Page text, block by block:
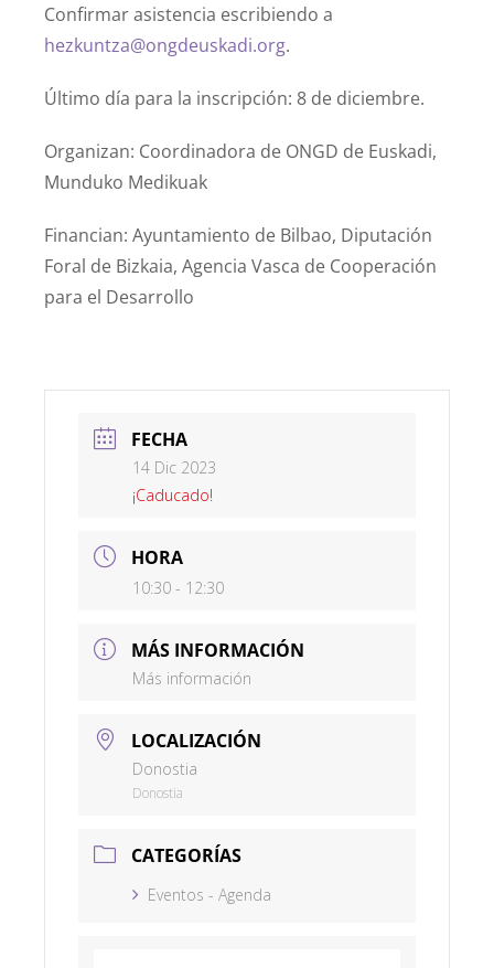
Confirmar asistencia escribiendo a
hezkuntza@ongdeuskadi.org.
Último día para la inscripción: 8 de diciembre.
Organizan: Coordinadora de ONGD de Euskadi,
Munduko Medikuak
Financian: Ayuntamiento de Bilbao, Diputación
Foral de Bizkaia, Agencia Vasca de Cooperación
para el Desarrollo
FECHA
14 Dic 2023
¡Caducado!
HORA
10:30 - 12:30
MÁS INFORMACIÓN
Más información
LOCALIZACIÓN
Donostia
Donostia
CATEGORÍAS
Eventos - Agenda